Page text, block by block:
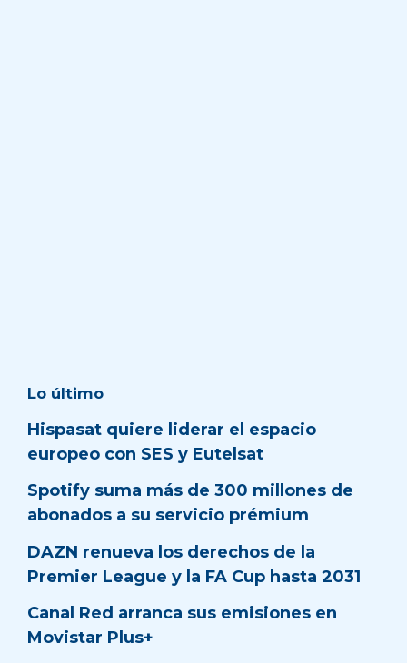
Lo último
Hispasat quiere liderar el espacio
europeo con SES y Eutelsat
Spotify suma más de 300 millones de
abonados a su servicio prémium
DAZN renueva los derechos de la
Premier League y la FA Cup hasta 2031
Canal Red arranca sus emisiones en
Movistar Plus+